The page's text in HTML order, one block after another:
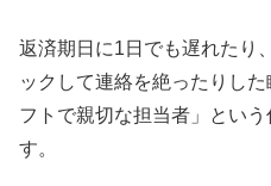
返済期日に1日でも遅れたり
ックして連絡を絶ったりし
フトで親切な担当者」とい
す。